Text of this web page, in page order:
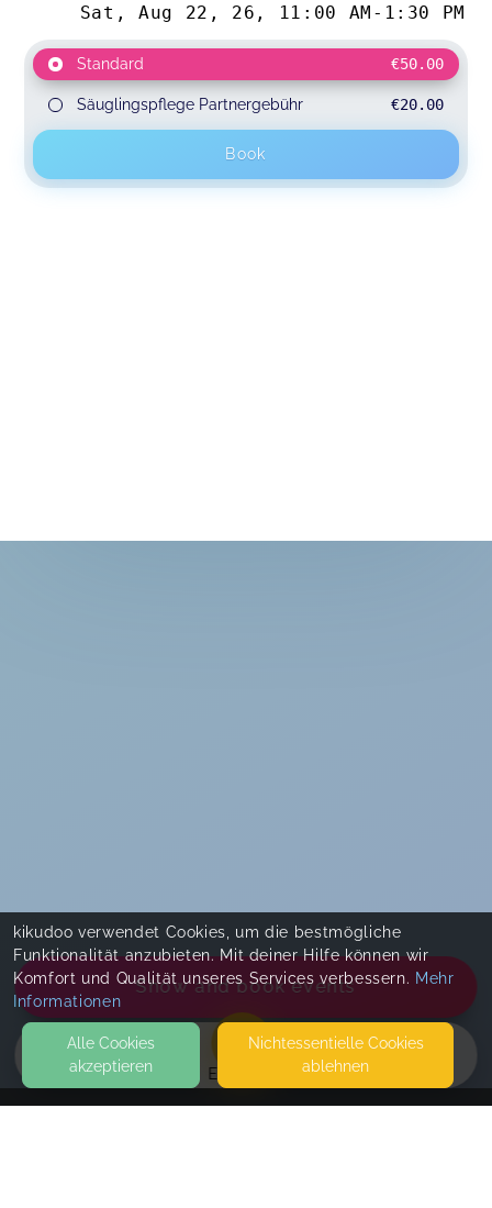
EVENTS
Sat, Aug 22, 26 , 11:00 AM - 1:30 PM
Standard €50.00
Säuglingspflege Partnergebühr €20.00
Book
Show and book events
kikudoo verwendet Cookies, um die bestmögliche
Funktionalität anzubieten. Mit deiner Hilfe können wir
Komfort und Qualität unseres Services verbessern. Mehr
Informationen
Alle Cookies
akzeptieren
Nicht­essentielle Cookies
ablehnen